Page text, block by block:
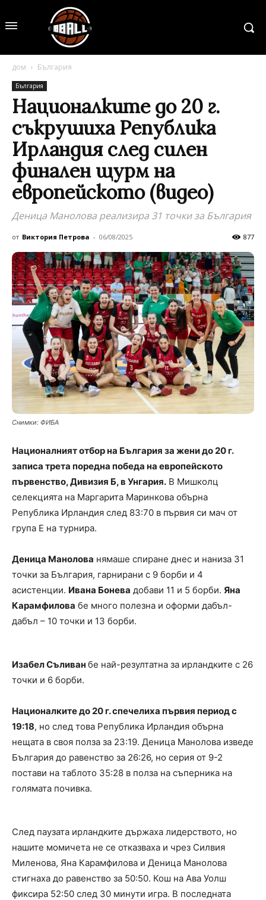
дом България
България
Националките до 20 г.
съкрушиха Република
Ирландия след силен
финален щурм на
европейското (видео)
Деница Манолова реализира 31 точки за България
от Виктория Петрова - 06/08/2025 877
Снимки: ФИБА
Националният отбор на България за жени до 20 г.
записа трета поредна победа на европейското
първенство, Дивизия Б, в Унгария. В Мишколц
селекцията на Маргарита Маринкова обърна
Република Ирландия след 83:70 в първия си мач от
група Е на турнира.
Деница Манолова нямаше спиране днес и наниза 31
точки за България, гарнирани с 9 борби и 4
асистенции. Ивана Бонева добави 11 и 5 борби. Яна
Карамфилова бе много полезна и оформи дабъл-
дабъл – 10 точки и 13 борби.
Изабел Съливан бе най-резултатна за ирландките с 26
точки и 6 борби.
Националките до 20 г. спечелиха първия период с
19:18, но след това Република Ирландия обърна
нещата в своя полза за 23:19. Деница Манолова изведе
България до равенство за 26:26, но серия от 9-2
постави на таблото 35:28 в полза на съперника на
голямата почивка.
След паузата ирландките държаха лидерството, но
нашите момичета не се отказваха и чрез Силвия
Миленова, Яна Карамфилова и Деница Манолова
стигнаха до равенство за 50:50. Кош на Ава Уолш
фиксира 52:50 след 30 минути игра. В последната